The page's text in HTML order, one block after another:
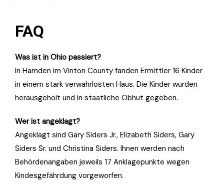
FAQ
Was ist in Ohio passiert?
In Hamden im Vinton County fanden Ermittler 16 Kinder
in einem stark verwahrlosten Haus. Die Kinder wurden
herausgeholt und in staatliche Obhut gegeben.
Wer ist angeklagt?
Angeklagt sind Gary Siders Jr., Elizabeth Siders, Gary
Siders Sr. und Christina Siders. Ihnen werden nach
Behördenangaben jeweils 17 Anklagepunkte wegen
Kindesgefährdung vorgeworfen.